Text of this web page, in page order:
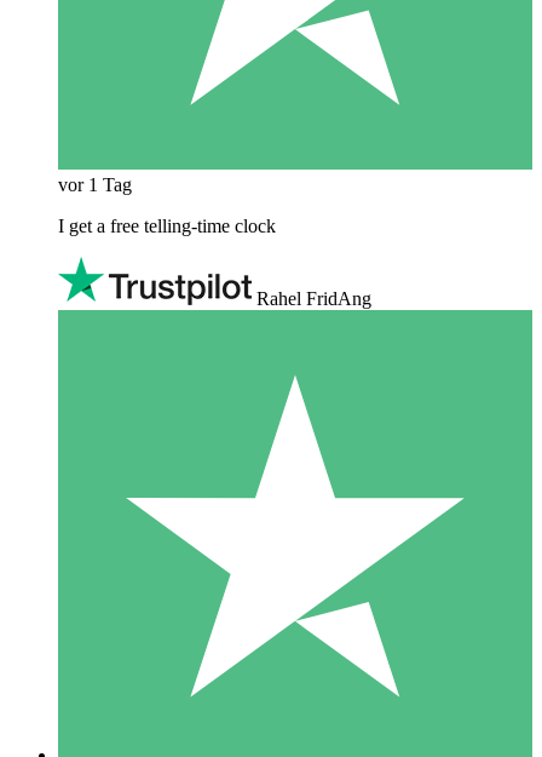
vor 1 Tag
I get a free telling-time clock
Rahel FridAng